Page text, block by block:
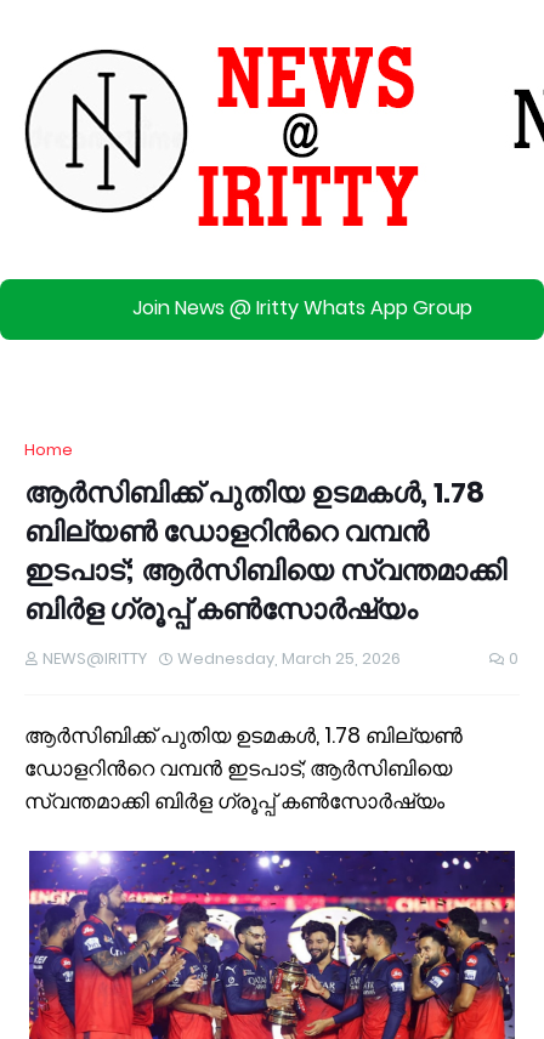
Join News @ Iritty Whats App Group
Home
ആർസിബിക്ക് പുതിയ ഉടമകൾ, 1.78
ബില്യൺ ഡോളറിന്‍റെ വമ്പൻ
ഇടപാട്; ആർസിബിയെ സ്വന്തമാക്കി
ബിർള ഗ്രൂപ്പ് കണ്‍സോര്‍ഷ്യം
NEWS@IRITTY Wednesday, March 25, 2026 0
ആർസിബിക്ക് പുതിയ ഉടമകൾ, 1.78 ബില്യൺ
ഡോളറിന്‍റെ വമ്പൻ ഇടപാട്; ആർസിബിയെ
സ്വന്തമാക്കി ബിർള ഗ്രൂപ്പ് കണ്‍സോര്‍ഷ്യം